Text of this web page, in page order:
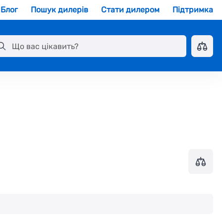
Блог Пошук дилерів Стати дилером Підтримка